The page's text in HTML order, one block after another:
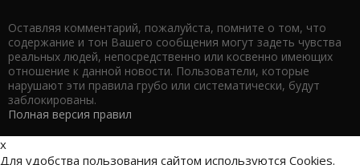
Оставляя комментарий, пожалуйста, помните о том, что
содержание и тон Вашего сообщения могут задеть чувства
реальных людей, непосредственно или косвенно имеющих
отношение к данной новости. Пользователи, которые
нарушают эти правила грубо или систематически, будут
заблокированы.
Полная версия правил
x
Для удобства пользования сайтом используются Cookies.